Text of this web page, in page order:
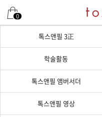
0
톡스앤필 3正
학술활동
톡스앤필 앰버서더
톡스앤필 영상